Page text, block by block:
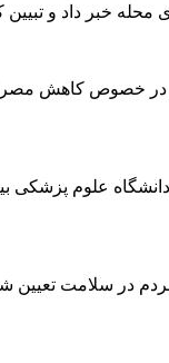
محله خبر داد و
در خصوص کاهش
علوم
در سلامت تعیین